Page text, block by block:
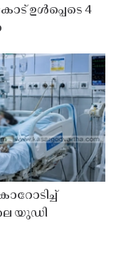
ഉൾപ്പെടെ 4
യുഡി